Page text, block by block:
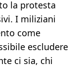
la protesta
I miliziani
come
escludere
ci sia, chi